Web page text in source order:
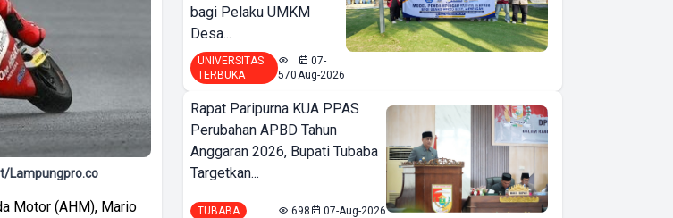
Lampungpro.co
Motor (AHM), Mario
bagi Pelaku UMKM
Desa...
UNIVERSITAS
TERBUKA
570
07-
Aug-2026
Rapat Paripurna KUA PPAS
Perubahan APBD Tahun
Anggaran 2026, Bupati Tubaba
Targetkan...
TUBABA 698 07-Aug-2026